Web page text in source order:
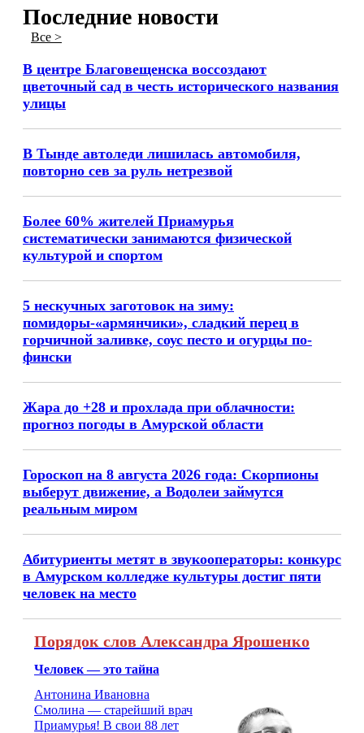
Последние новости
Все >
В центре Благовещенска воссоздают
цветочный сад в честь исторического названия
улицы
В Тынде автоледи лишилась автомобиля,
повторно сев за руль нетрезвой
Более 60% жителей Приамурья
систематически занимаются физической
культурой и спортом
5 нескучных заготовок на зиму:
помидоры-«армянчики», сладкий перец в
горчичной заливке, соус песто и огурцы по-
фински
Жара до +28 и прохлада при облачности:
прогноз погоды в Амурской области
Гороскоп на 8 августа 2026 года: Скорпионы
выберут движение, а Водолеи займутся
реальным миром
Абитуриенты метят в звукооператоры: конкурс
в Амурском колледже культуры достиг пяти
человек на место
Порядок слов Александра Ярошенко
Человек — это тайна
Антонина Ивановна
Смолина — старейший врач
Приамурья! В свои 88 лет